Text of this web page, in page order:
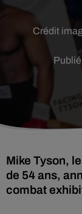
Crédit
Mike Tyson,
de 54 ans,
combat